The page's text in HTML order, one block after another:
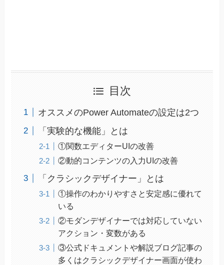
目次
オススメのPower Automateの設定は2つ
「実験的な機能」とは
①関数エディターUIの改善
②動的コンテンツの入力UIの改善
「クラシックデザイナー」とは
①操作のわかりやすさと安定感に優れて
いる
②モダンデザイナーでは対応していない
アクション・変数がある
③公式ドキュメントや解説ブログ記事の
多くはクラシックデザイナー画面が使わ